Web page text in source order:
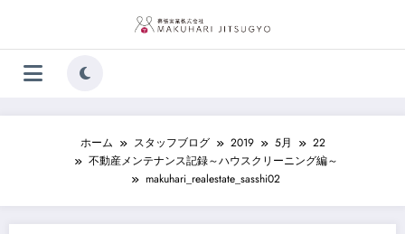
ホーム スタッフブログ 2019 5月
22
不動産メンテナンス記録～ハウスクリーニング編～
makuhari_realestate_sasshi02